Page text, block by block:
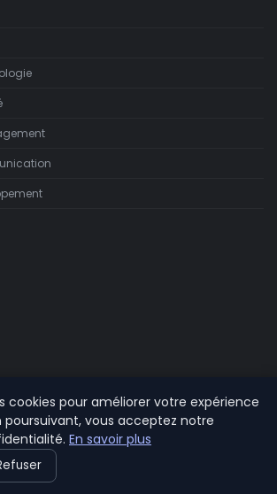
Education. Tous droits réservés.
cookies pour améliorer votre expérience
poursuivant, vous acceptez notre
En savoir plus